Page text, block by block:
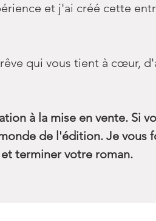
et j'ai créé cette
qui vous tient à cœur,
à la mise en vente. Si
de l'édition. Je vous
terminer votre roman.